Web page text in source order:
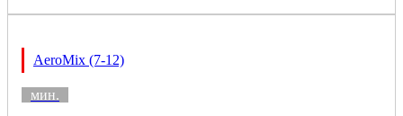
AeroMix (7-12)
мин.